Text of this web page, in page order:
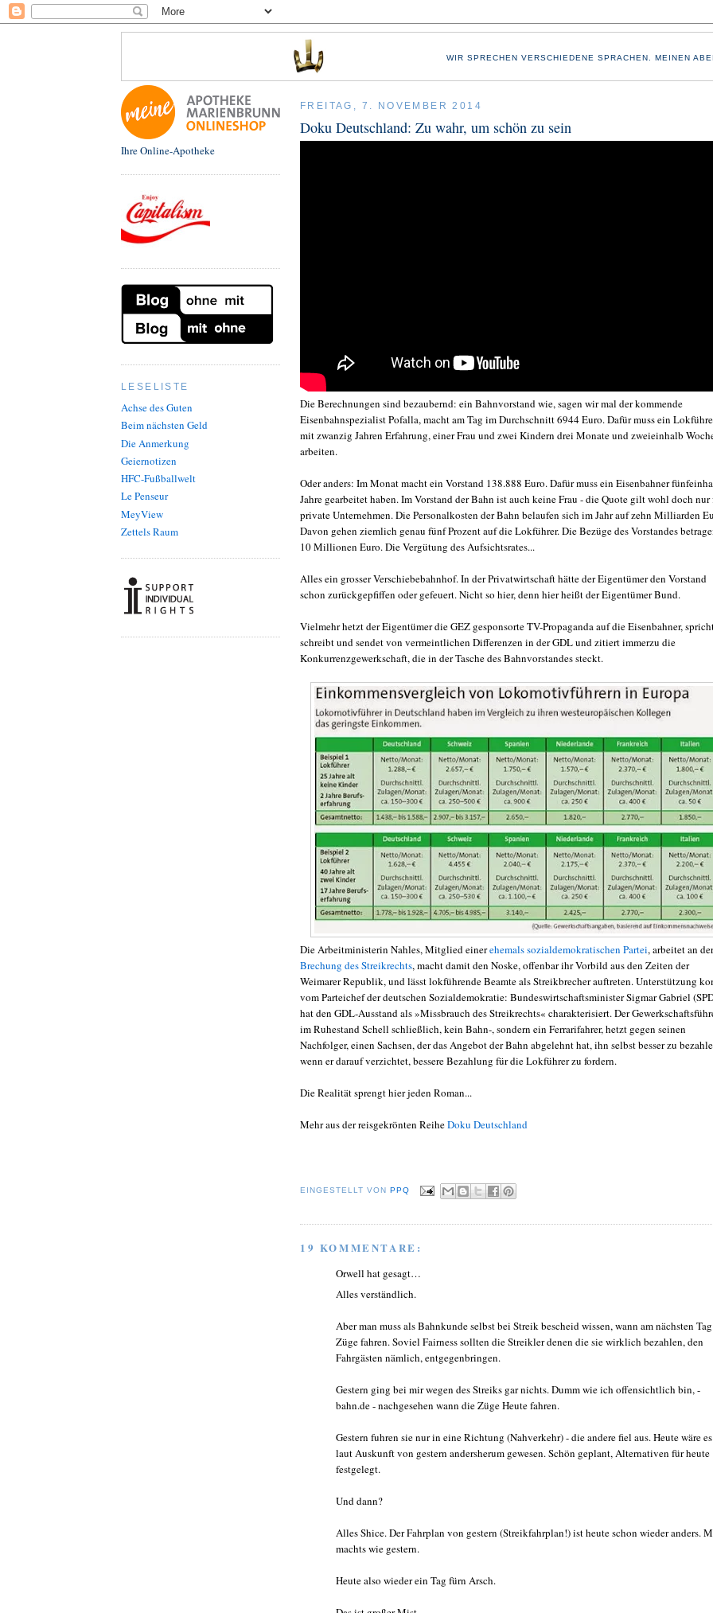
WIR SPRECHEN VERSCHIEDENE SPRACHEN. MEINEN
Ihre Online-Apotheke
LESELISTE
Achse des Guten
Beim nächsten Geld
Die Anmerkung
Geiernotizen
HFC-Fußballwelt
Le Penseur
MeyView
Zettels Raum
FREITAG, 7. NOVEMBER 2014
Doku Deutschland: Zu wahr, um schön zu sein
Die Berechnungen sind bezaubernd: ein Bahnvorstand wie, sagen wir mal der kommende
Eisenbahnspezialist Pofalla, macht am Tag im Durchschnitt 6944 Euro. Dafür muss ein
mit zwanzig Jahren Erfahrung, einer Frau und zwei Kindern drei Monate und zweieinhalb
arbeiten.
Oder anders: Im Monat macht ein Vorstand 138.888 Euro. Dafür muss ein Eisenbahner
Jahre gearbeitet haben. Im Vorstand der Bahn ist auch keine Frau - die Quote gilt wohl doch nur
private Unternehmen. Die Personalkosten der Bahn belaufen sich im Jahr auf zehn Milliarden
Davon gehen ziemlich genau fünf Prozent auf die Lokführer. Die Bezüge des Vorstandes
10 Millionen Euro. Die Vergütung des Aufsichtsrates...
Alles ein grosser Verschiebebahnhof. In der Privatwirtschaft hätte der Eigentümer den Vorstand
schon zurückgepfiffen oder gefeuert. Nicht so hier, denn hier heißt der Eigentümer Bund.
Vielmehr hetzt der Eigentümer die GEZ gesponsorte TV-Propaganda auf die Eisenbahner,
schreibt und sendet von vermeintlichen Differenzen in der GDL und zitiert immerzu die
Konkurrenzgewerkschaft, die in der Tasche des Bahnvorstandes steckt.
Die Arbeitministerin Nahles, Mitglied einerehemals sozialdemokratischen Partei, arbeitet an der
Brechung des Streikrechts, macht damit den Noske, offenbar ihr Vorbild aus den Zeiten der
Weimarer Republik, und lässt lokführende Beamte als Streikbrecher auftreten. Unterstützung
vom Parteichef der deutschen Sozialdemokratie: Bundeswirtschaftsminister Sigmar Gabriel
hat den GDL-Ausstand als »Missbrauch des Streikrechts« charakterisiert. Der
im Ruhestand Schell schließlich, kein Bahn-, sondern ein Ferrarifahrer, hetzt gegen seinen
Nachfolger, einen Sachsen, der das Angebot der Bahn abgelehnt hat, ihn selbst besser zu
wenn er darauf verzichtet, bessere Bezahlung für die Lokführer zu fordern.
Die Realität sprengt hier jeden Roman...
Mehr aus der reisgekrönten ReiheDoku Deutschland
EINGESTELLT VON PPQ
19 KOMMENTARE:
Orwell hat gesagt…
Alles verständlich.
Aber man muss als Bahnkunde selbst bei Streik bescheid wissen, wann am nächsten
Züge fahren. Soviel Fairness sollten die Streikler denen die sie wirklich bezahlen, den
Fahrgästen nämlich, entgegenbringen.
Gestern ging bei mir wegen des Streiks gar nichts. Dumm wie ich offensichtlich bin, -
bahn.de - nachgesehen wann die Züge Heute fahren.
Gestern fuhren sie nur in eine Richtung (Nahverkehr) - die andere fiel aus. Heute wäre es
laut Auskunft von gestern andersherum gewesen. Schön geplant, Alternativen für heute
festgelegt.
Und dann?
Alles Shice. Der Fahrplan von gestern (Streikfahrplan!) ist heute schon wieder anders.
machts wie gestern.
Heute also wieder ein Tag fürn Arsch.